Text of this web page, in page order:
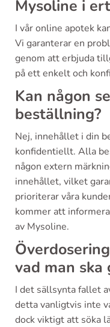
Mysoline i
I vår online apotek
Vi garanterar en
genom att erbjuda
på ett enkelt och
Kan någon
beställning?
Nej, innehållet i din
konfidentiellt. Alla
någon extern
innehållet, vilket
prioriterar våra
kommer att
av Mysoline.
vad man ska
I det sällsynta fallet
detta vanligtvis inte
dock viktigt att söka